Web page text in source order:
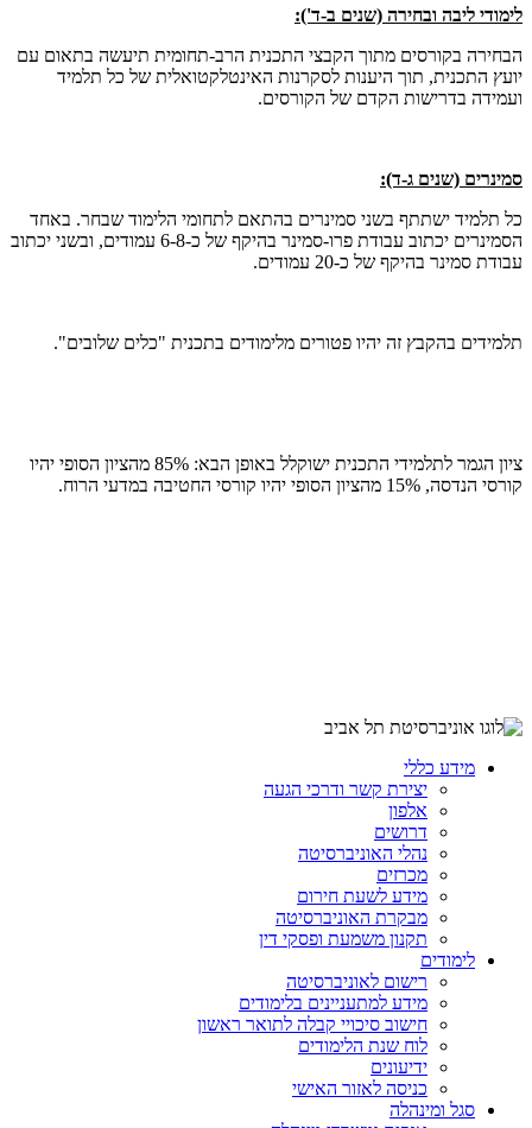
לימודי ליבה ובחירה (שנים ב-ד'):
הבחירה בקורסים מתוך הקבצי התכנית הרב-תחומית תיעשה בתאום עם
יועץ התכנית, תוך היענות לסקרנות האינטלקטואלית של כל תלמיד
ועמידה בדרישות הקדם של הקורסים.
סמינרים (שנים ג-ד):
כל תלמיד ישתתף בשני סמינרים בהתאם לתחומי הלימוד שבחר. באחד
הסמינרים יכתוב עבודת פרו-סמינר בהיקף של כ-6-8 עמודים, ובשני יכתוב
עבודת סמינר בהיקף של כ-20 עמודים.
תלמידים בהקבץ זה יהיו פטורים מלימודים בתכנית "כלים שלובים".
ציון הגמר לתלמידי התכנית ישוקלל באופן הבא: 85% מהציון הסופי יהיו
קורסי הנדסה, 15% מהציון הסופי יהיו קורסי החטיבה במדעי הרוח.
מידע כללי
יצירת קשר ודרכי הגעה
אלפון
דרושים
נהלי האוניברסיטה
מכרזים
מידע לשעת חירום
מבקרת האוניברסיטה
תקנון משמעת ופסקי דין
לימודים
רישום לאוניברסיטה
מידע למתעניינים בלימודים
חישוב סיכויי קבלה לתואר ראשון
לוח שנת הלימודים
ידיעונים
כניסה לאזור האישי
סגל ומינהלה